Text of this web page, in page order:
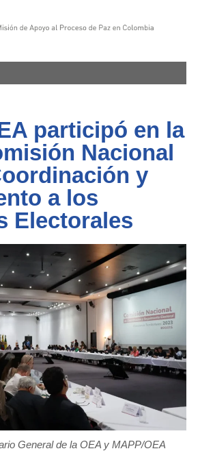
participó en la
Nacional
y
a los
Electorales
General de la OEA y MAPP/OEA